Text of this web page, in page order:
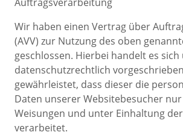
Wir haben einen Vertrag über
(AVV) zur Nutzung des oben
geschlossen. Hierbei handelt es sich
datenschutzrechtlich
gewährleistet, dass dieser die
Daten unserer Websitebesucher
Weisungen und unter Einhaltung der
verarbeitet.